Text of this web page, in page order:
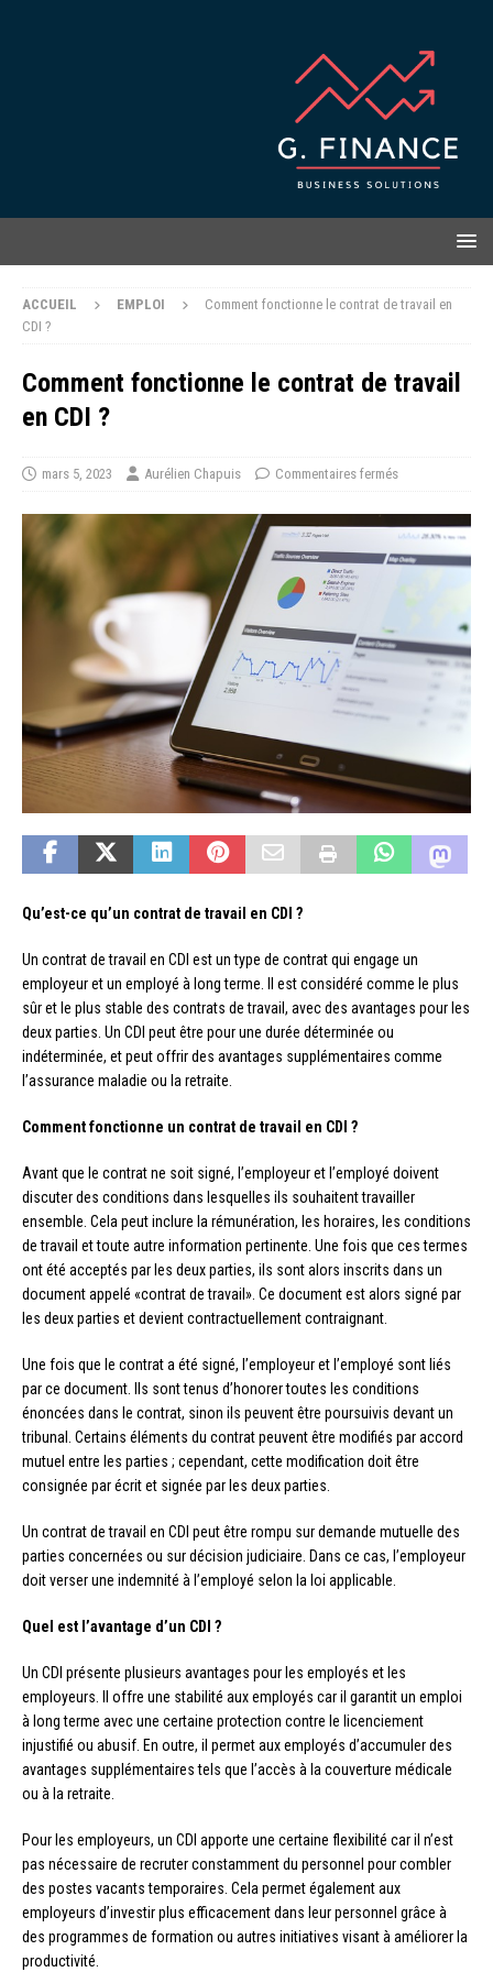
ACCUEIL EMPLOI
Comment fonctionne le contrat de travail en
CDI ?
Comment fonctionne le contrat de travail
en CDI ?
mars 5, 2023 Aurélien Chapuis Commentaires fermés
Qu’est-ce qu’un contrat de travail en CDI ?
Un contrat de travail en CDI est un type de contrat qui engage un
employeur et un employé à long terme. Il est considéré comme le plus
sûr et le plus stable des contrats de travail, avec des avantages pour les
deux parties. Un CDI peut être pour une durée déterminée ou
indéterminée, et peut offrir des avantages supplémentaires comme
l’assurance maladie ou la retraite.
Comment fonctionne un contrat de travail en CDI ?
Avant que le contrat ne soit signé, l’employeur et l’employé doivent
discuter des conditions dans lesquelles ils souhaitent travailler
ensemble. Cela peut inclure la rémunération, les horaires, les conditions
de travail et toute autre information pertinente. Une fois que ces termes
ont été acceptés par les deux parties, ils sont alors inscrits dans un
document appelé «contrat de travail». Ce document est alors signé par
les deux parties et devient contractuellement contraignant.
Une fois que le contrat a été signé, l’employeur et l’employé sont liés
par ce document. Ils sont tenus d’honorer toutes les conditions
énoncées dans le contrat, sinon ils peuvent être poursuivis devant un
tribunal. Certains éléments du contrat peuvent être modifiés par accord
mutuel entre les parties ; cependant, cette modification doit être
consignée par écrit et signée par les deux parties.
Un contrat de travail en CDI peut être rompu sur demande mutuelle des
parties concernées ou sur décision judiciaire. Dans ce cas, l’employeur
doit verser une indemnité à l’employé selon la loi applicable.
Quel est l’avantage d’un CDI ?
Un CDI présente plusieurs avantages pour les employés et les
employeurs. Il offre une stabilité aux employés car il garantit un emploi
à long terme avec une certaine protection contre le licenciement
injustifié ou abusif. En outre, il permet aux employés d’accumuler des
avantages supplémentaires tels que l’accès à la couverture médicale
ou à la retraite.
Pour les employeurs, un CDI apporte une certaine flexibilité car il n’est
pas nécessaire de recruter constamment du personnel pour combler
des postes vacants temporaires. Cela permet également aux
employeurs d’investir plus efficacement dans leur personnel grâce à
des programmes de formation ou autres initiatives visant à améliorer la
productivité.